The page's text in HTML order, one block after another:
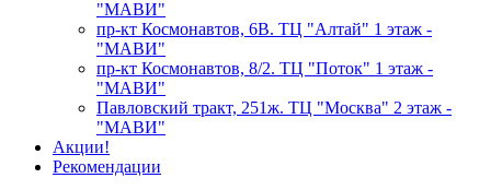
"МАВИ"
пр-кт Космонавтов, 6В. ТЦ "Алтай" 1 этаж -
"МАВИ"
пр-кт Космонавтов, 8/2. ТЦ "Поток" 1 этаж -
"МАВИ"
Павловский тракт, 251ж. ТЦ "Москва" 2 этаж -
"МАВИ"
Акции!
Рекомендации